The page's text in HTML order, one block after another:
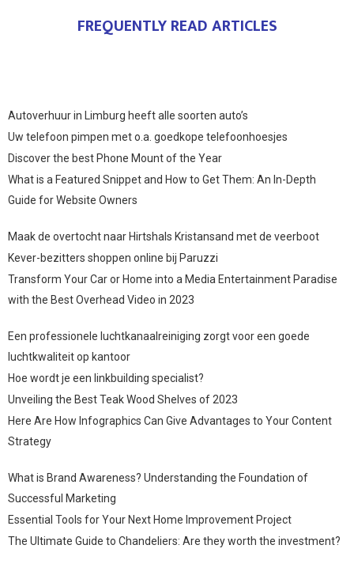
FREQUENTLY READ ARTICLES
Autoverhuur in Limburg heeft alle soorten auto’s
Uw telefoon pimpen met o.a. goedkope telefoonhoesjes
Discover the best Phone Mount of the Year
What is a Featured Snippet and How to Get Them: An In-Depth
Guide for Website Owners
Maak de overtocht naar Hirtshals Kristansand met de veerboot
Kever-bezitters shoppen online bij Paruzzi
Transform Your Car or Home into a Media Entertainment Paradise
with the Best Overhead Video in 2023
Een professionele luchtkanaalreiniging zorgt voor een goede
luchtkwaliteit op kantoor
Hoe wordt je een linkbuilding specialist?
Unveiling the Best Teak Wood Shelves of 2023
Here Are How Infographics Can Give Advantages to Your Content
Strategy
What is Brand Awareness? Understanding the Foundation of
Successful Marketing
Essential Tools for Your Next Home Improvement Project
The Ultimate Guide to Chandeliers: Are they worth the investment?